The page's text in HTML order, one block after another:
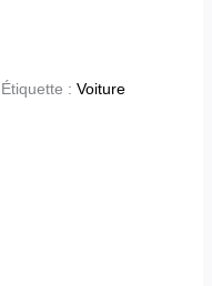
Étiquette : Voiture